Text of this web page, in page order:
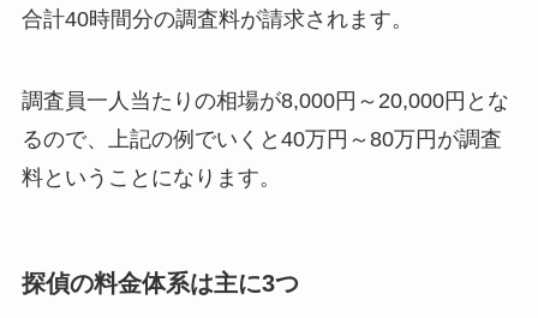
合計40時間分の調査料が請求されます。
調査員一人当たりの相場が8,000円～20,000円とな
るので、上記の例でいくと40万円～80万円が調査
料ということになります。
探偵の料金体系は主に3つ